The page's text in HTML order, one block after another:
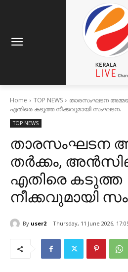
Home TOP NEWS
താരസംഘടന
എതിരെ കടുത്ത നീക്കവുമായി സംഘടന.
TOP NEWS
താരസംഘടന
തർക്കം,
എതിരെ കടുത്ത
നീക്കവുമായി
By user2 Thursday, 11 June 2026,